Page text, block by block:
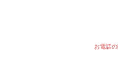
お電話